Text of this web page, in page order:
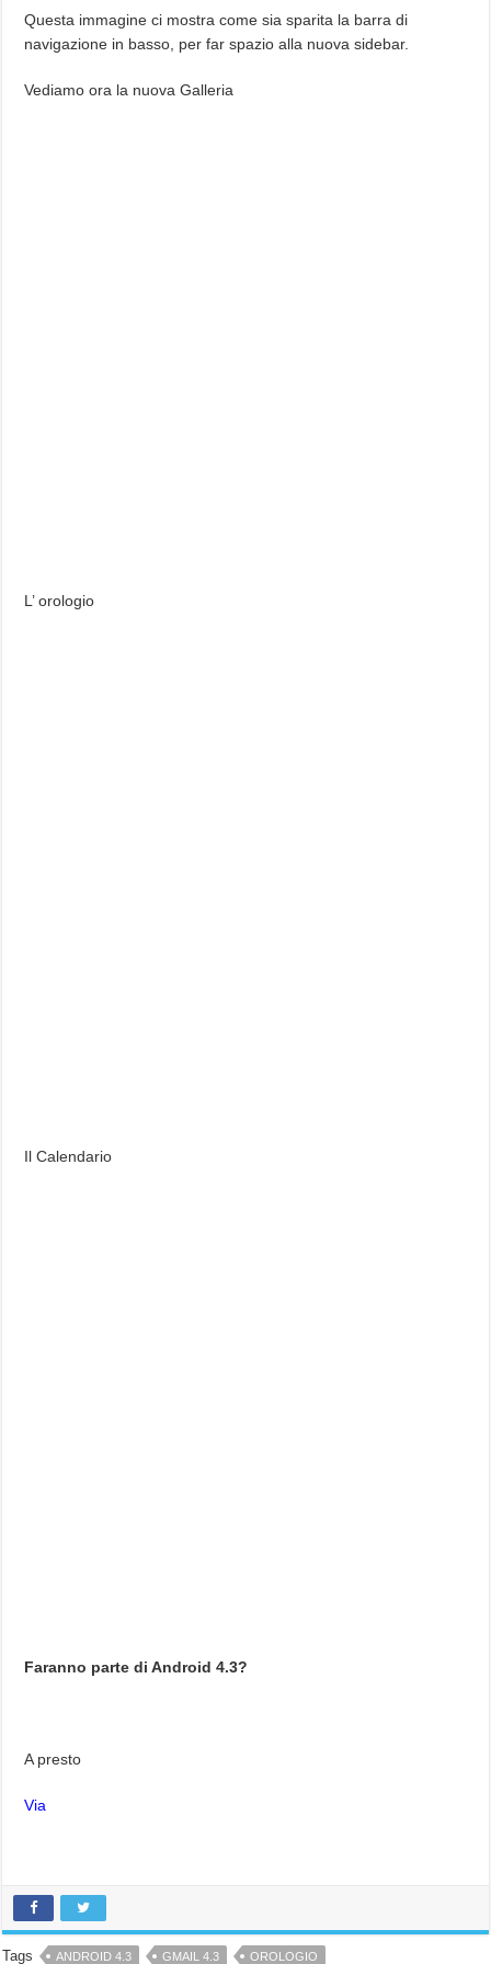
Questa immagine ci mostra come sia sparita la barra di
navigazione in basso, per far spazio alla nuova sidebar.
Vediamo ora la nuova Galleria
L’ orologio
Il Calendario
Faranno parte di Android 4.3?
A presto
Via
Tags ANDROID 4.3 GMAIL 4.3 OROLOGIO